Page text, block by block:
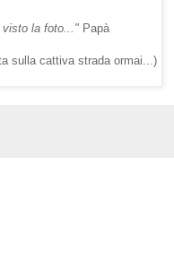
visto la foto..." Papà
sulla cattiva strada ormai...)